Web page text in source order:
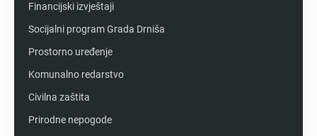
Financijski izvještaji
Socijalni program Grada Drniša
Prostorno uređenje
Komunalno redarstvo
Civilna zaštita
Prirodne nepogode